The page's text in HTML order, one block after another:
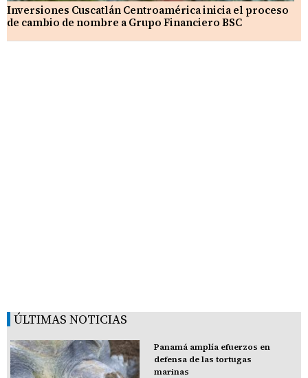
Inversiones Cuscatlán Centroamérica inicia el proceso
de cambio de nombre a Grupo Financiero BSC
ÚLTIMAS NOTICIAS
Panamá amplía efuerzos en
defensa de las tortugas
marinas